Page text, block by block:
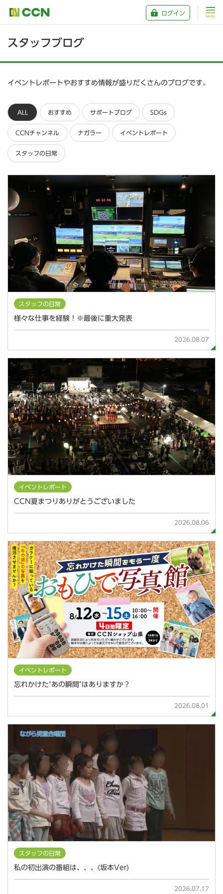
ログイン
スタッフブログ
イベントレポートやおすすめ情報が盛りだくさんのブログです。
ALL おすすめ サポートブログ SDGs
CCNチャンネル ナガラー イベントレポート
スタッフの日常
スタッフの日常
様々な仕事を経験！※最後に重大発表
2026.08.07
イベントレポート
CCN夏まつりありがとうございました
2026.08.06
イベントレポート
忘れかけた"あの瞬間"はありますか？
2026.08.01
スタッフの日常
私の初出演の番組は、、、(坂本Ver)
2026.07.17